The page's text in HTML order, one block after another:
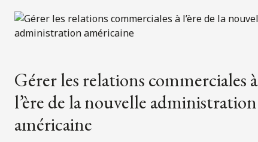
Gérer les relations commerciales à
l’ère de la nouvelle administration
américaine